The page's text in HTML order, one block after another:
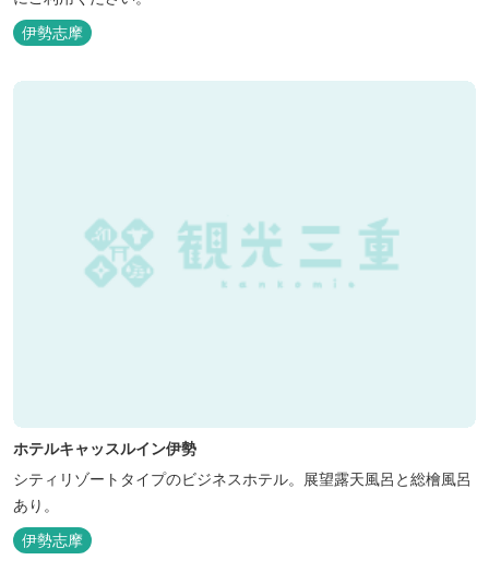
伊勢志摩
ホテルキャッスルイン伊勢
シティリゾートタイプのビジネスホテル。展望露天風呂と総檜風呂
あり。
伊勢志摩